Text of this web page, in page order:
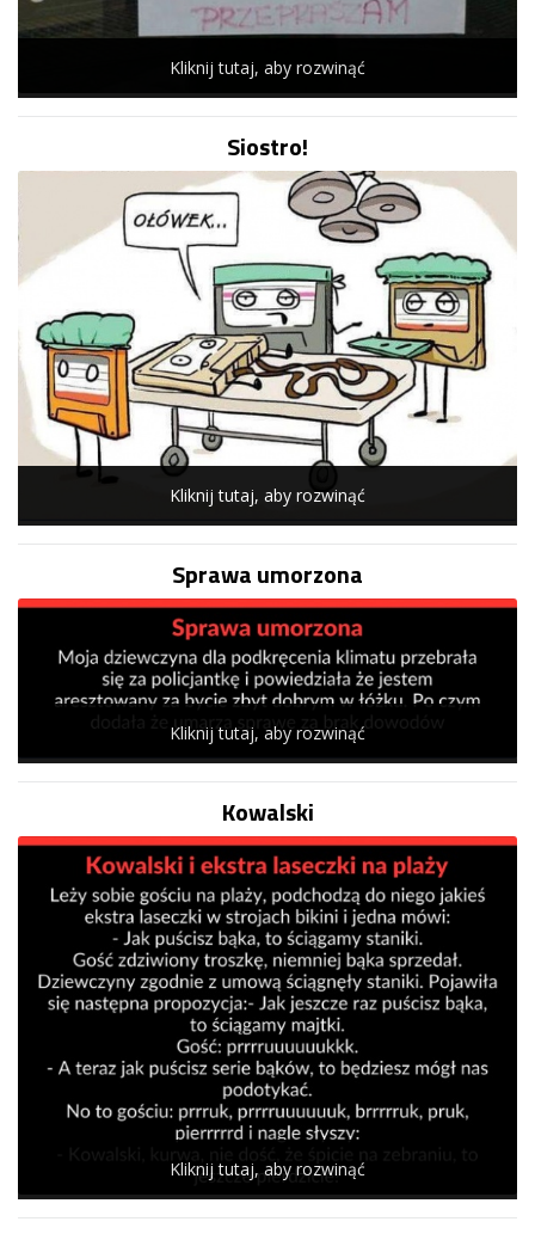
Kliknij tutaj, aby rozwinąć
Siostro!
Kliknij tutaj, aby rozwinąć
Sprawa umorzona
Kliknij tutaj, aby rozwinąć
Kowalski
Kliknij tutaj, aby rozwinąć